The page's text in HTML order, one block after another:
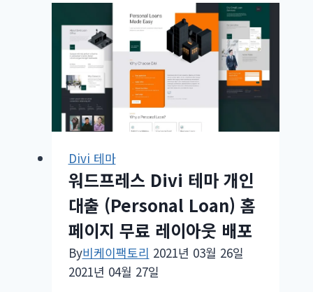
레
스
5.6.2
업
데
이
트
포
Divi 테마
워드프레스 Divi 테마 개인
대출 (Personal Loan) 홈
페이지 무료 레이아웃 배포
By비케이팩토리 2021년 03월 26일
2021년 04월 27일